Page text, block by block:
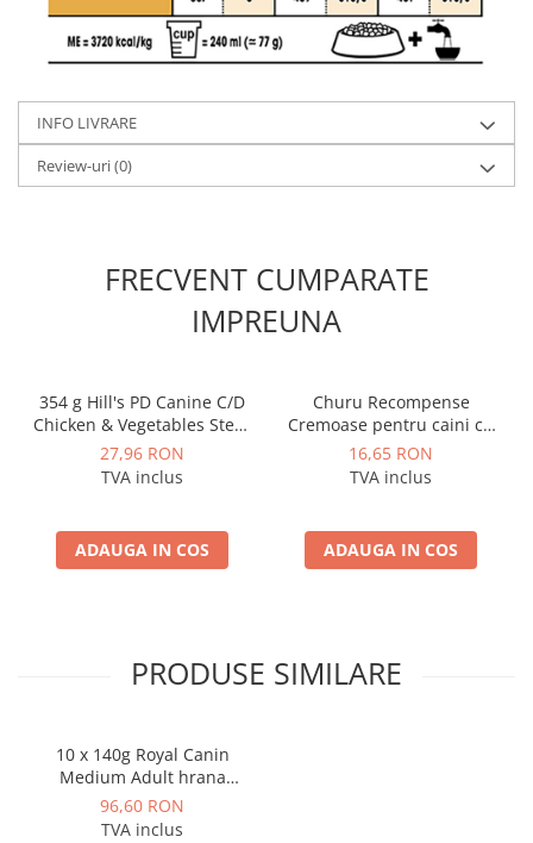
INFO LIVRARE
Review-uri(0)
FRECVENT CUMPARATE
IMPREUNA
354 g Hill's PD Canine C/D
Chicken & Vegetables Stew,
hrană umedă dietă
veterinară pentru câini
27,96 RON
TVA inclus
ADAUGA IN COS
Churu Recompense
Cremoase pentru caini cu
Pui si Branza
16,65 RON
TVA inclus
ADAUGA IN COS
PRODUSE SIMILARE
10 x 140g Royal Canin
Medium Adult hrana
umeda caine
96,60 RON
TVA inclus